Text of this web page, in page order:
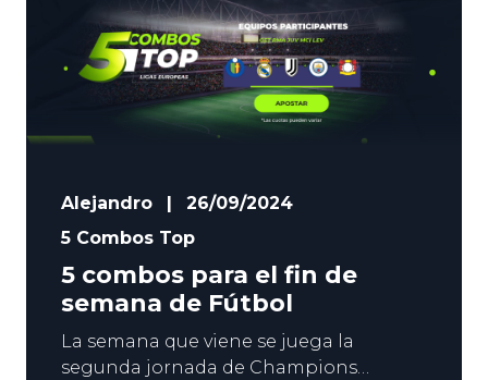
Alejandro
26/09/2024
5 Combos Top
5 combos para el fin de
semana de Fútbol
La semana que viene se juega la
segunda jornada de Champions